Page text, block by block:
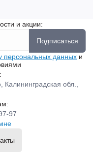
и акции:
Подписаться
персональных данных и
обл.,
97